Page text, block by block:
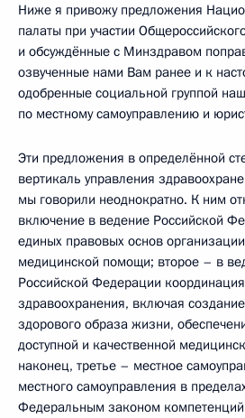
Ниже я привожу предложения
палаты при участии
и обсуждённые с Минздравом
озвученные нами Вам ранее и к
одобренные социальной группой
по местному самоуправлению и
Эти предложения в определённой
вертикаль управления
мы говорили неоднократно. К ним
включение в ведение Российской
единых правовых основ
медицинской помощи; второе – в
Российской Федерации
здравоохранения, включая
здорового образа жизни,
доступной и качественной
наконец, третье – местное
местного самоуправления в
Федеральным законом